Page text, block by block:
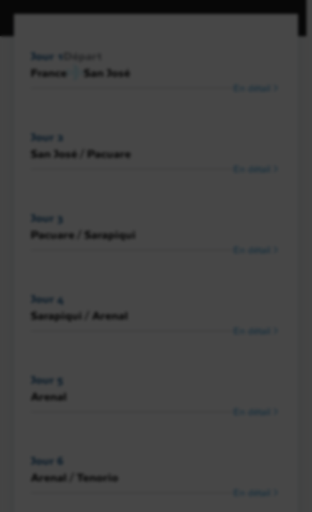
Jour 1
France
San José
Jour 2
San José / Pacuare
Jour 3
Pacuare / Sarapiqui
Jour 4
Sarapiqui / Arenal
Jour 5
Arenal
Jour 6
Arenal / Tenorio